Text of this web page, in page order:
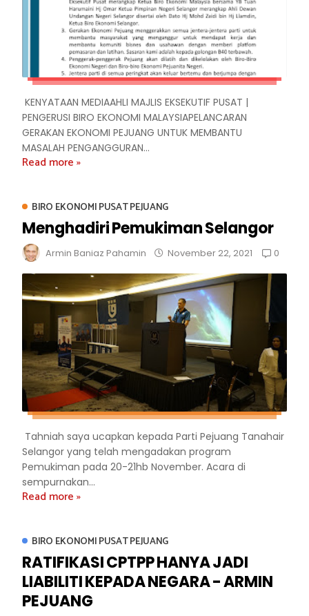
KENYATAAN MEDIAAHLI MAJLIS EKSEKUTIF PUSAT |
PENGERUSI BIRO EKONOMI MALAYSIAPELANCARAN
GERAKAN EKONOMI PEJUANG UNTUK MEMBANTU
MASALAH PENGANGGURAN...
Read more »
BIRO EKONOMI PUSAT PEJUANG
Menghadiri Pemukiman Selangor
Armin Baniaz Pahamin November 22, 2021 0
Tahniah saya ucapkan kepada Parti Pejuang Tanahair
Selangor yang telah mengadakan program
Pemukiman pada 20-21hb November. Acara di
sempurnakan...
Read more »
BIRO EKONOMI PUSAT PEJUANG
RATIFIKASI CPTPP HANYA JADI
LIABILITI KEPADA NEGARA - ARMIN
PEJUANG